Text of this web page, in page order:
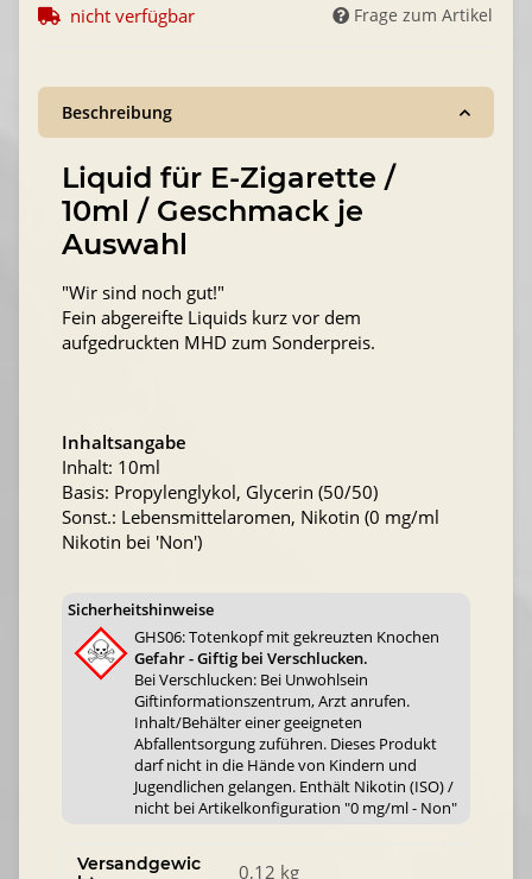
nicht verfügbar Frage zum Artikel
Beschreibung
Liquid für E-Zigarette /
10ml / Geschmack je
Auswahl
"Wir sind noch gut!"
Fein abgereifte Liquids kurz vor dem
aufgedruckten MHD zum Sonderpreis.
Inhaltsangabe
Inhalt: 10ml
Basis: Propylenglykol, Glycerin (50/50)
Sonst.: Lebensmittelaromen, Nikotin (0 mg/ml
Nikotin bei 'Non')
Sicherheitshinweise
GHS06: Totenkopf mit gekreuzten Knochen
Gefahr - Giftig bei Verschlucken.
Bei Verschlucken: Bei Unwohlsein
Giftinformationszentrum, Arzt anrufen.
Inhalt/Behälter einer geeigneten
Abfallentsorgung zuführen. Dieses Produkt
darf nicht in die Hände von Kindern und
Jugendlichen gelangen. Enthält Nikotin (ISO) /
nicht bei Artikelkonfiguration "0 mg/ml - Non"
Versandgewic
0,12 kg